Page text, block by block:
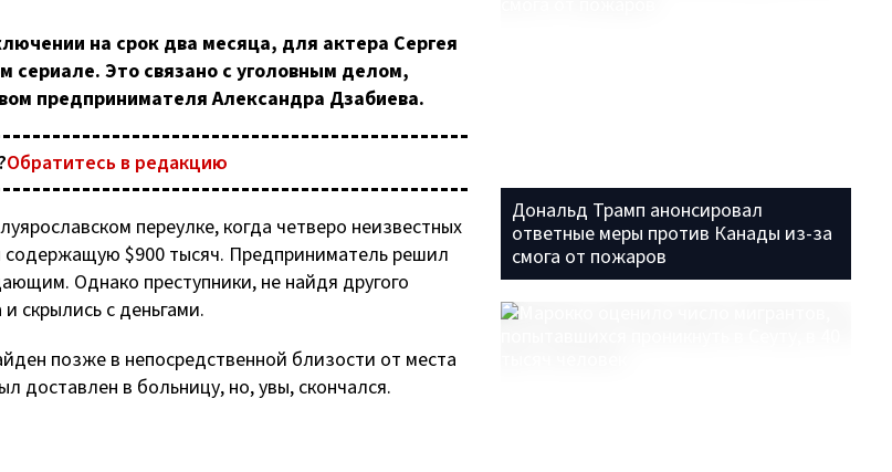
на срок два месяца, для актера Сергея
сериале. Это связано с уголовным делом,
предпринимателя Александра Дзабиева.
переулке, когда четверо неизвестных
содержащую $900 тысяч. Предприниматель решил
Однако преступники, не найдя другого
скрылись с деньгами.
позже в непосредственной близости от места
доставлен в больницу, но, увы, скончался.
Обратитесь в редакцию
Дональд Трамп анонсировал
ответные меры против Канады из-за
смога от пожаров